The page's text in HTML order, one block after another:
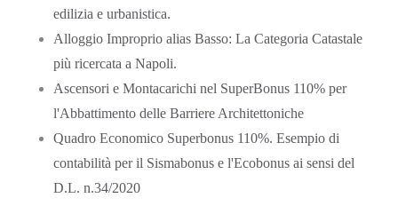
edilizia e urbanistica.
Alloggio Improprio alias Basso: La Categoria Catastale
più ricercata a Napoli.
Ascensori e Montacarichi nel SuperBonus 110% per
l'Abbattimento delle Barriere Architettoniche
Quadro Economico Superbonus 110%. Esempio di
contabilità per il Sismabonus e l'Ecobonus ai sensi del
D.L. n.34/2020